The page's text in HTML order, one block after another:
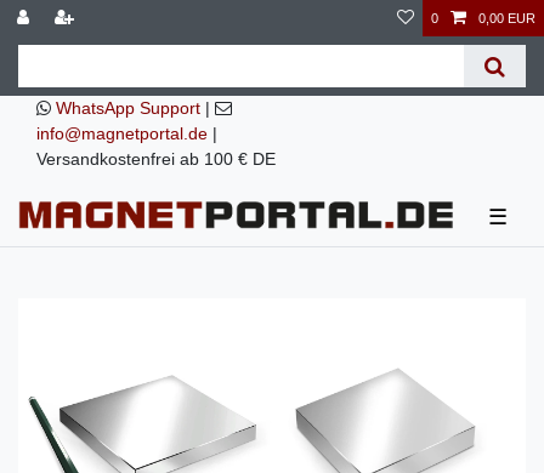
0 0,00 EUR
WhatsApp Support |
info@magnetportal.de |
Versandkostenfrei ab 100 € DE
☰